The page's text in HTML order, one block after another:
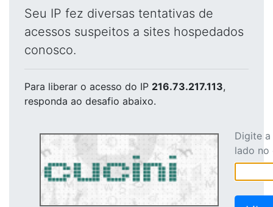
Seu IP fez diversas tentativas de
acessos suspeitos a sites hospedados
conosco.
Para liberar o acesso do IP 216.73.217.113,
responda ao desafio abaixo.
Digite
lado no